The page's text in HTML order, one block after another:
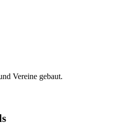
Vereine gebaut.